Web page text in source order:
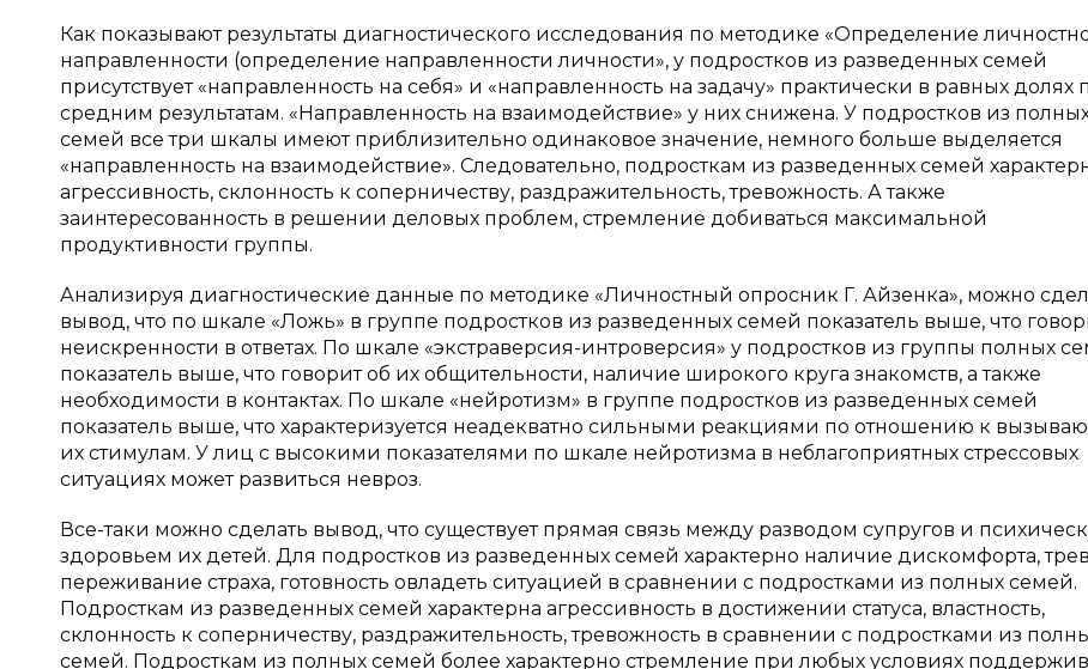
Как показывают результаты диагностического исследования по методике «Определение
направленности (определение направленности личности», у подростков из разведенных семей
присутствует «направленность на себя» и «направленность на задачу» практически в равных долях
средним результатам. «Направленность на взаимодействие» у них снижена. У подростков из
семей все три шкалы имеют приблизительно одинаковое значение, немного больше выделяется
«направленность на взаимодействие». Следовательно, подросткам из разведенных семей
агрессивность, склонность к соперничеству, раздражительность, тревожность. А также
заинтересованность в решении деловых проблем, стремление добиваться максимальной
продуктивности группы.
Анализируя диагностические данные по методике «Личностный опросник Г. Айзенка», можно
вывод, что по шкале «Ложь» в группе подростков из разведенных семей показатель выше, что
неискренности в ответах. По шкале «экстраверсия-интроверсия» у подростков из группы полных
показатель выше, что говорит об их общительности, наличие широкого круга знакомств, а также
необходимости в контактах. По шкале «нейротизм» в группе подростков из разведенных семей
показатель выше, что характеризуется неадекватно сильными реакциями по отношению к
их стимулам. У лиц с высокими показателями по шкале нейротизма в неблагоприятных стрессовых
ситуациях может развиться невроз.
Все-таки можно сделать вывод, что существует прямая связь между разводом супругов и
здоровьем их детей. Для подростков из разведенных семей характерно наличие дискомфорта,
переживание страха, готовность овладеть ситуацией в сравнении с подростками из полных семей.
Подросткам из разведенных семей характерна агрессивность в достижении статуса, властность,
склонность к соперничеству, раздражительность, тревожность в сравнении с подростками из
семей. Подросткам из полных семей более характерно стремление при любых условиях